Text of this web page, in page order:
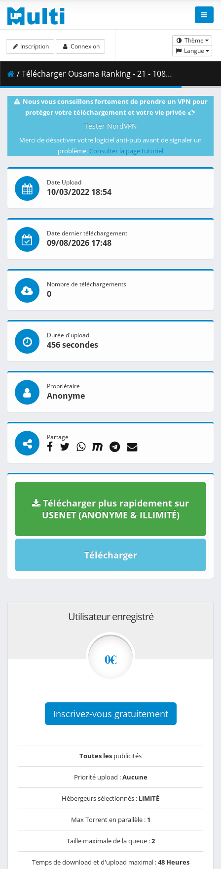
Thème
Langue
Inscription Connexion
/ Télécharger Ousama Ranking - 21 - 1080p WEB x264 -NanDesuKa (CR).mkv.002 ( 443.18 MB )
Nous vous conseillons fortement de prendre un VPN pour
protéger votre téléchargement et votre vie privée
Tester NordVPN
Merci de désactiver votre logiciel anti-pub avant de signaler un
problème. Consulter la page tutoriel
Date Upload
10/03/2022 18:54
Date dernier téléchargement
09/08/2026 17:48
Nombre de téléchargements
0
Durée d'upload
456 secondes
Propriétaire
Anonyme
Partage
Télécharger plus rapidement sur
USENET (ANONYME & ILLIMITÉ)
Télécharger
Utilisateur enregistré
0€
Inscrivez-vous gratuitement
Toutes les publicités
Priorité upload :Aucune
Hébergeurs sélectionnés : LIMITÉ
Max Torrent en parallèle : 1
Taille maximale de la queue :2
Temps de download et d'upload maximal :48 Heures